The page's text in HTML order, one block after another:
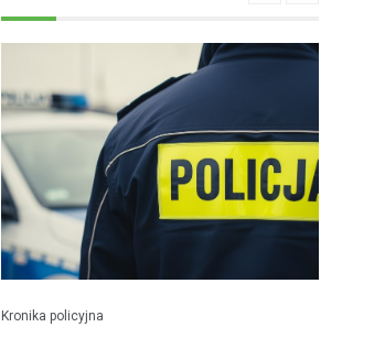
Kronika policyjna